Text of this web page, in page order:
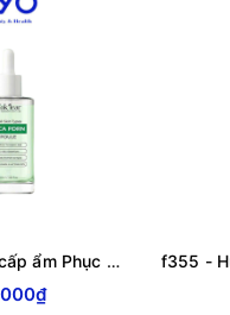
f341 - Serum cấp ẩm Phục Hồi CO'KLEAR CICA PDRN Ampoule 50ml